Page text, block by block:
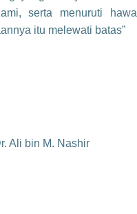
serta menuruti
itu melewati batas”
Ali bin M. Nashir